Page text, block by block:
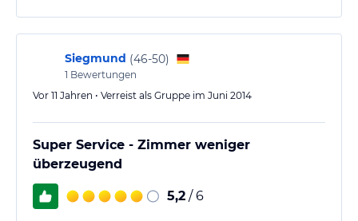
Siegmund (46-50)
1 Bewertungen
Vor 11 Jahren • Verreist als Gruppe im Juni 2014
Super Service - Zimmer weniger
überzeugend
5,2 / 6